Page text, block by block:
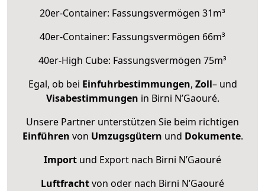
20er-Container: Fassungsvermögen 31m³
40er-Container: Fassungsvermögen 66m³
40er-High Cube: Fassungsvermögen 75m³
Egal, ob bei Einfuhrbestimmungen, Zoll– und
Visabestimmungen in Birni N’Gaouré.
Unsere Partner unterstützen Sie beim richtigen
Einführen von Umzugsgütern und Dokumente.
Import und Export nach Birni N’Gaouré
Luftfrachtvon oder nach Birni N’Gaouré